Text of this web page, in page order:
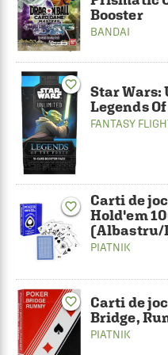
Booster
BANDAI
favorite_border
Star Wars:
Legends
FANTASY
favorite_border
Carti de
Hold'em
(Albastru/
PIATNIK
favorite_border
Carti de
Bridge,
PIATNIK